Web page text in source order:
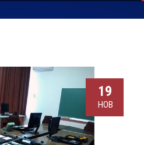
19
НОВ